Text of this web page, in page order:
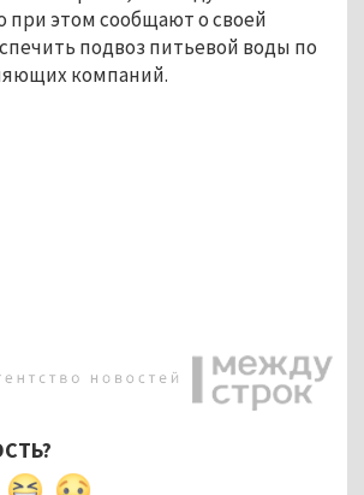
при этом сообщают о своей
подвоз питьевой воды по
компаний.